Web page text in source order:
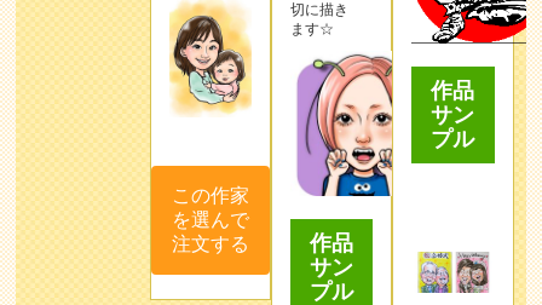
この作家
を選んで
注文する
切に描き
ます☆
作品
サン
プル
作品
サン
プル